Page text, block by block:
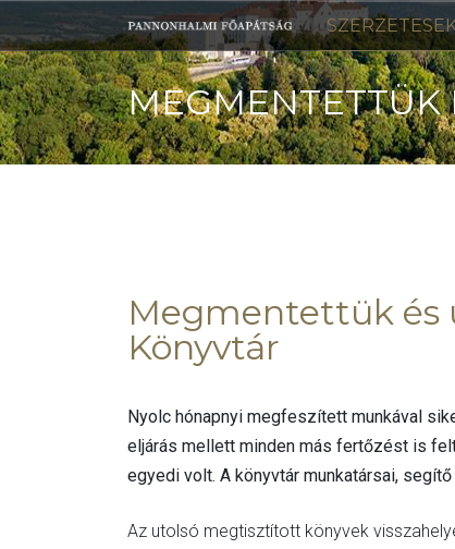
to
content
MEGMENTETTÜK
Megmentettük és
Könyvtár
Nyolc hónapnyi megfeszített munkával
eljárás mellett minden más fertőzést is
egyedi volt. A könyvtár munkatársai,
Az utolsó megtisztított könyvek